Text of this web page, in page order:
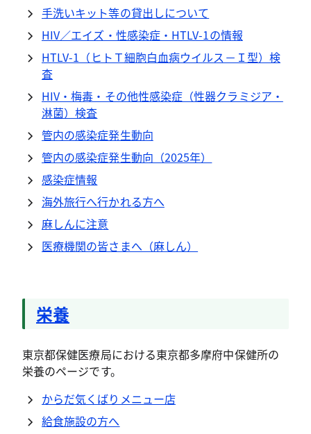
手洗いキット等の貸出しについて
HIV／エイズ・性感染症・HTLV-1の情報
HTLV-1（ヒトＴ細胞白血病ウイルス－Ｉ型）検
査
HIV・梅毒・その他性感染症（性器クラミジア・
淋菌）検査
管内の感染症発生動向
管内の感染症発生動向（2025年）
感染症情報
海外旅行へ行かれる方へ
麻しんに注意
医療機関の皆さまへ（麻しん）
栄養
東京都保健医療局における東京都多摩府中保健所の
栄養のページです。
からだ気くばりメニュー店
給食施設の方へ